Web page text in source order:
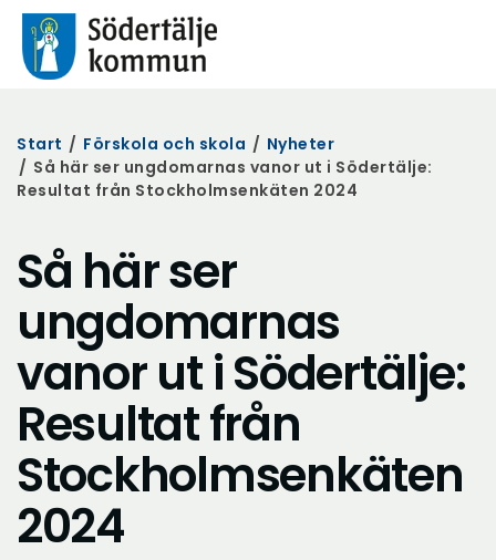
Start / Förskola och skola / Nyheter
/ Så här ser ungdomarnas vanor ut i Södertälje:
Resultat från Stockholmsenkäten 2024
Så här ser
ungdomarnas
vanor ut i Södertälje:
Resultat från
Stockholmsenkäten
2024